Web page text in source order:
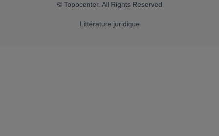
© Topocenter. All Rights Reserved
Littérature juridique